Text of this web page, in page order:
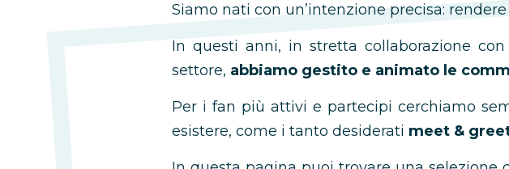
Siamo nati con un’intenzione precisa:
In questi anni, in stretta collaborazione
settore, abbiamo gestito e animato le
Per i fan più attivi e partecipi cerchiamo
esistere, come i tanto desiderati meet &